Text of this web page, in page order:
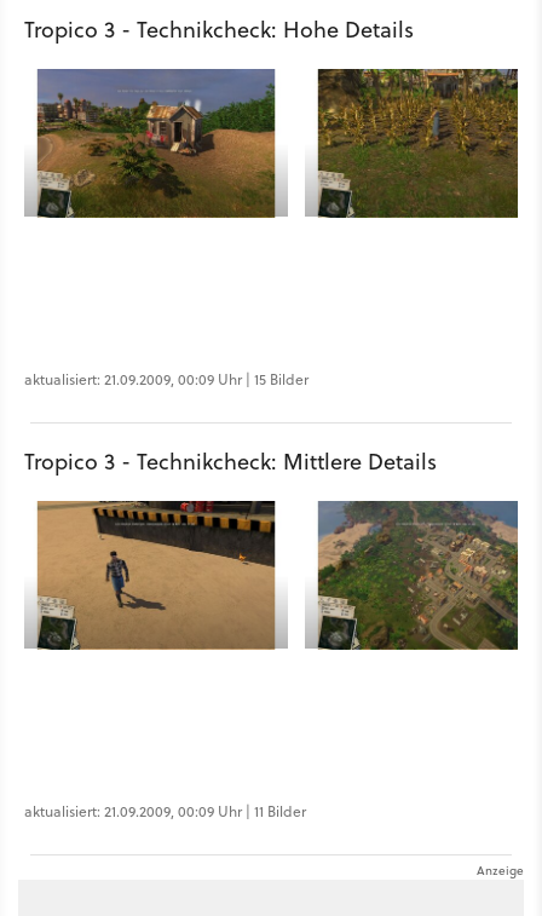
Tropico 3 - Technikcheck: Hohe Details
aktualisiert: 21.09.2009, 00:09 Uhr | 15 Bilder
Tropico 3 - Technikcheck: Mittlere Details
aktualisiert: 21.09.2009, 00:09 Uhr | 11 Bilder